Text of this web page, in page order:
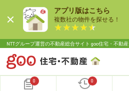
アプリ版はこちら
複数社の物件を探せる！
NTTグループ運営の不動産総合サイト goo住宅・不動産
0 0